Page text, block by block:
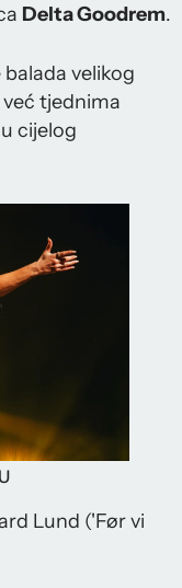
Delta Goodrem.
velikog
tjednima
cijelog
Lund ('Før vi